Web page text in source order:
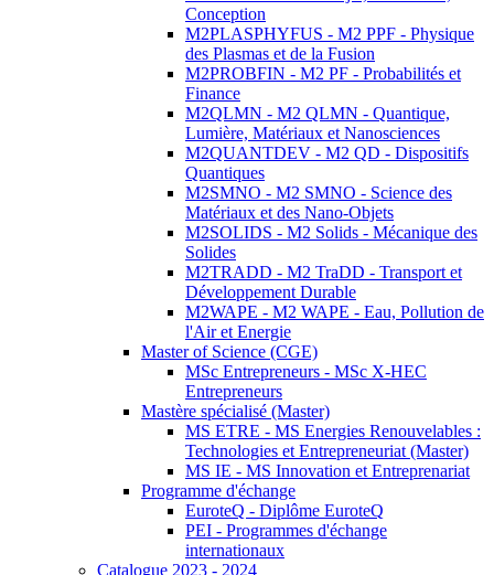
Conception
M2PLASPHYFUS - M2 PPF - Physique
des Plasmas et de la Fusion
M2PROBFIN - M2 PF - Probabilités et
Finance
M2QLMN - M2 QLMN - Quantique,
Lumière, Matériaux et Nanosciences
M2QUANTDEV - M2 QD - Dispositifs
Quantiques
M2SMNO - M2 SMNO - Science des
Matériaux et des Nano-Objets
M2SOLIDS - M2 Solids - Mécanique des
Solides
M2TRADD - M2 TraDD - Transport et
Développement Durable
M2WAPE - M2 WAPE - Eau, Pollution de
l'Air et Energie
Master of Science (CGE)
MSc Entrepreneurs - MSc X-HEC
Entrepreneurs
Mastère spécialisé (Master)
MS ETRE - MS Energies Renouvelables :
Technologies et Entrepreneuriat (Master)
MS IE - MS Innovation et Entreprenariat
Programme d'échange
EuroteQ - Diplôme EuroteQ
PEI - Programmes d'échange
internationaux
Catalogue 2023 - 2024